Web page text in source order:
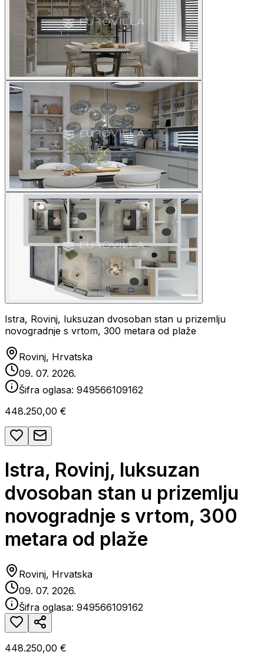
Istra, Rovinj, luksuzan dvosoban stan u prizemlju
novogradnje s vrtom, 300 metara od plaže
Rovinj, Hrvatska
09. 07. 2026.
Šifra oglasa: 949566109162
448.250,00 €
Istra, Rovinj, luksuzan
dvosoban stan u prizemlju
novogradnje s vrtom, 300
metara od plaže
Rovinj, Hrvatska
09. 07. 2026.
Šifra oglasa: 949566109162
448.250,00 €